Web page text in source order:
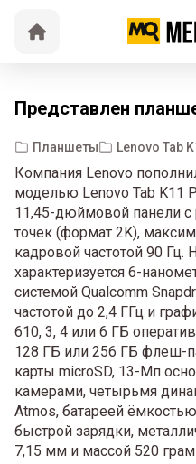
Представлен
Планшеты Lenovo Tab
Компания Lenovo
моделью Lenovo Tab K11
11,45-дюймовой панели
точек (формат 2K),
кадровой частотой 90 Гц.
характеризуется 6-
системой Qualcomm
частотой до 2,4 ГГц и
610, 3, 4 или 6 ГБ
128 ГБ или 256 ГБ флеш-
карты microSD, 13-Мп
камерами, четырьмя
Atmos, батареей
быстрой зарядки,
7,15 мм и массой 520